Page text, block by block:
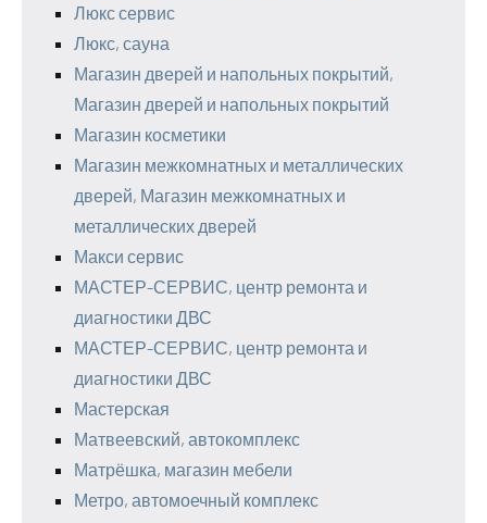
Люкс сервис
Люкс, сауна
Магазин дверей и напольных покрытий,
Магазин дверей и напольных покрытий
Магазин косметики
Магазин межкомнатных и металлических
дверей, Магазин межкомнатных и
металлических дверей
Макси сервис
МАСТЕР-СЕРВИС, центр ремонта и
диагностики ДВС
МАСТЕР-СЕРВИС, центр ремонта и
диагностики ДВС
Мастерская
Матвеевский, автокомплекс
Матрёшка, магазин мебели
Метро, автомоечный комплекс